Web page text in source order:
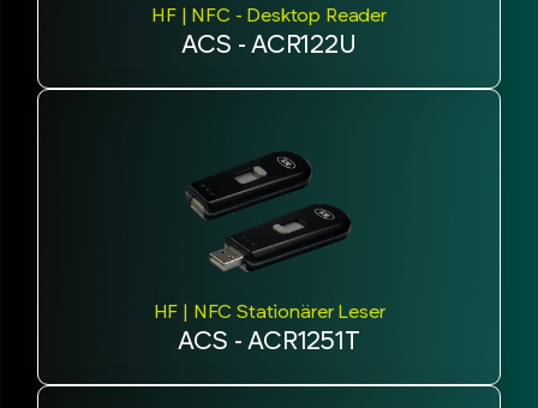
HF | NFC - Desktop Reader
ACS - ACR122U
HF | NFC Stationärer Leser
ACS - ACR1251T